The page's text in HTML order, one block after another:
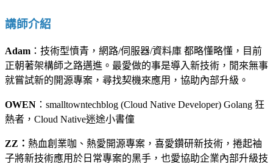
講師介紹
Adam ：技術型憤青，網路/伺服器/資料庫 都略懂略懂，目前
正朝著架構師之路邁進。最愛做的事是導入新技術，閒來無事
就嘗試新的開源專案，尋找契機來應用，協助內部升級。
OWEN ：smalltowntechblog (Cloud Native Developer) Golang 狂
熱者，Cloud Native迷途小書僮
ZZ： 熱血創業咖、熱愛開源專案，喜愛鑽研新技術，捲起袖
子將新技術應用於日常專案的黑手，也愛協助企業內部升級技